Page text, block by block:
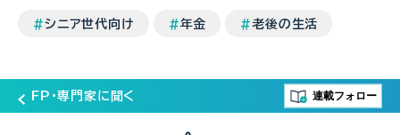
シニア世代向け 年金 老後の生活
FP・専門家に聞く 連載フォロー